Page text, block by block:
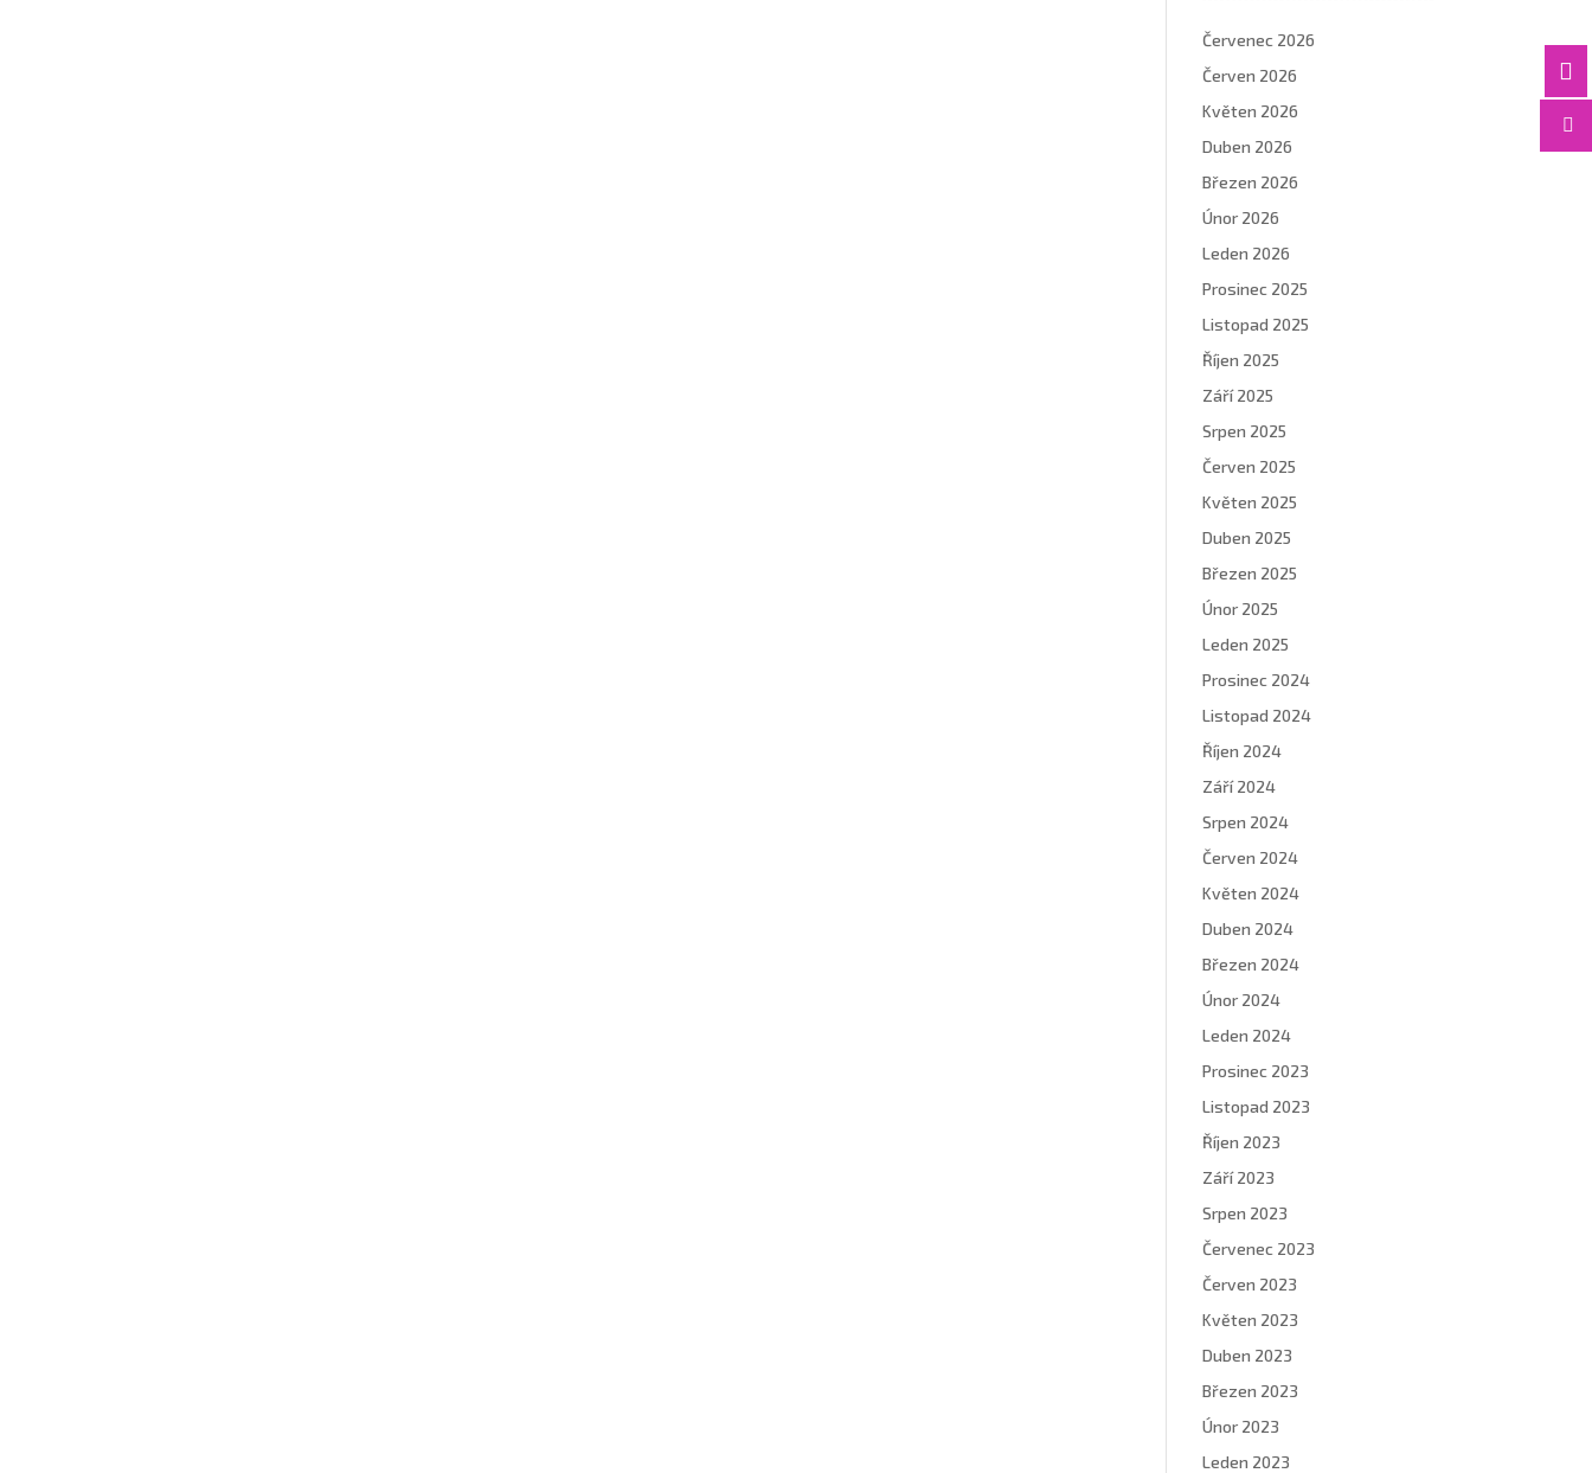


Červenec 2026
Červen 2026
Květen 2026
Duben 2026
Březen 2026
Únor 2026
Leden 2026
Prosinec 2025
Listopad 2025
Říjen 2025
Září 2025
Srpen 2025
Červen 2025
Květen 2025
Duben 2025
Březen 2025
Únor 2025
Leden 2025
Prosinec 2024
Listopad 2024
Říjen 2024
Září 2024
Srpen 2024
Červen 2024
Květen 2024
Duben 2024
Březen 2024
Únor 2024
Leden 2024
Prosinec 2023
Listopad 2023
Říjen 2023
Září 2023
Srpen 2023
Červenec 2023
Červen 2023
Květen 2023
Duben 2023
Březen 2023
Únor 2023
Leden 2023